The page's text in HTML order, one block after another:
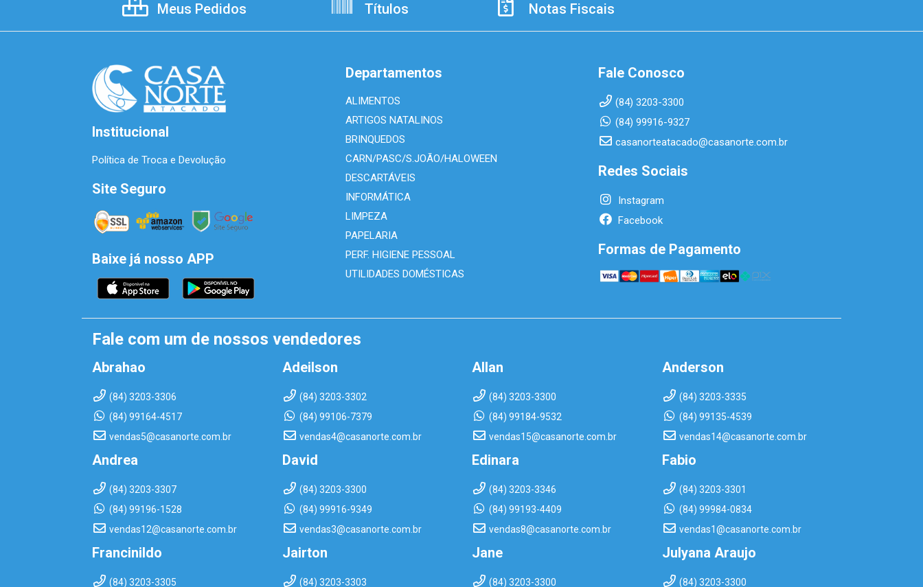
Meus Pedidos Títulos Notas Fiscais
Institucional
Política de Troca e Devolução
Site Seguro
Baixe já nosso APP
Departamentos
ALIMENTOS
ARTIGOS NATALINOS
BRINQUEDOS
CARN/PASC/S.JOÃO/HALOWEEN
DESCARTÁVEIS
INFORMÁTICA
LIMPEZA
PAPELARIA
PERF. HIGIENE PESSOAL
UTILIDADES DOMÉSTICAS
Fale Conosco
(84) 3203-3300
(84) 99916-9327
casanorteatacado@casanorte.com.br
Redes Sociais
Instagram
Facebook
Formas de Pagamento
Fale com um de nossos vendedores
Abrahao
(84) 3203-3306
(84) 99164-4517
vendas5@casanorte.com.br
Adeilson
(84) 3203-3302
(84) 99106-7379
vendas4@casanorte.com.br
Allan
(84) 3203-3300
(84) 99184-9532
vendas15@casanorte.com.br
Anderson
(84) 3203-3335
(84) 99135-4539
vendas14@casanorte.com.br
Andrea
(84) 3203-3307
(84) 99196-1528
vendas12@casanorte.com.br
David
(84) 3203-3300
(84) 99916-9349
vendas3@casanorte.com.br
Edinara
(84) 3203-3346
(84) 99193-4409
vendas8@casanorte.com.br
Fabio
(84) 3203-3301
(84) 99984-0834
vendas1@casanorte.com.br
Francinildo
(84) 3203-3305
Jairton
(84) 3203-3303
Jane
(84) 3203-3300
Julyana Araujo
(84) 3203-3300